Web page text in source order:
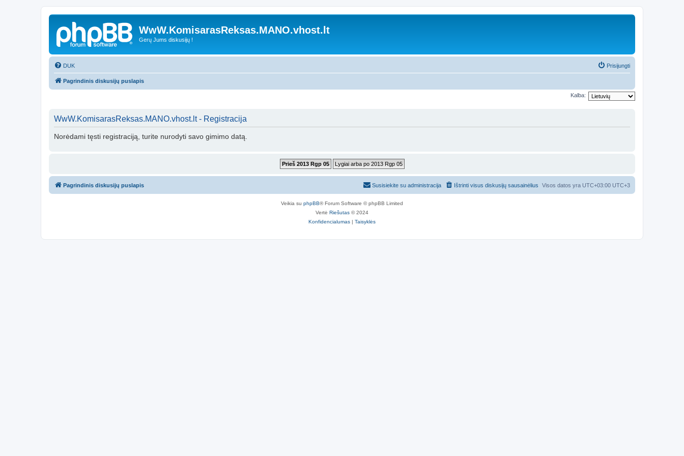
WwW.KomisarasReksas.MANO.vhost.lt
Gerų Jums diskusijų !
DUK Prisijungti
Pagrindinis diskusijų puslapis
Kalba:
WwW.KomisarasReksas.MANO.vhost.lt - Registracija
Norėdami tęsti registraciją, turite nurodyti savo gimimo datą.
Pagrindinis diskusijų puslapis Visos datos yra UTC+03:00 UTC+3
Ištrinti visus diskusijų sausainėlius
Susisiekite su administracija
Veikia su phpBB® Forum Software © phpBB Limited
Vertė Riešutas © 2024
Konfidencialumas
Taisyklės